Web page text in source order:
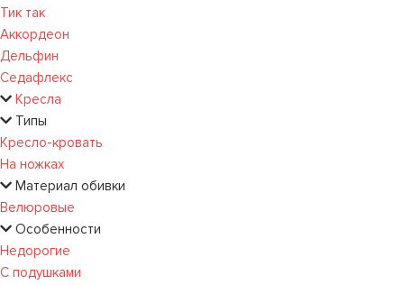
Тик так
Аккордеон
Дельфин
Седафлекс
Кресла
Типы
Кресло-кровать
На ножках
Материал обивки
Велюровые
Особенности
Недорогие
С подушками